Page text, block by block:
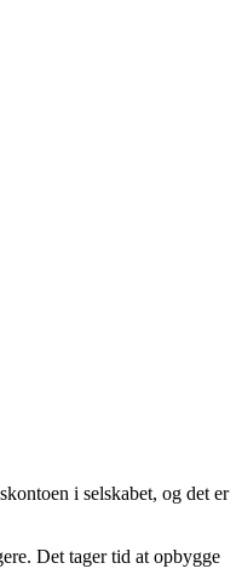
i selskabet, og det er
Det tager tid at opbygge